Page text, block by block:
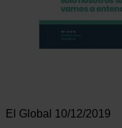
El Global 10/12/2019